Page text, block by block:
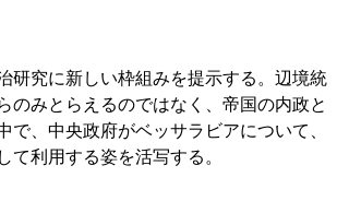
研究に新しい枠組みを提示する。辺境統
のみとらえるのではなく、帝国の内政と
、中央政府がベッサラビアについて、
利用する姿を活写する。